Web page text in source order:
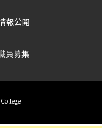
報公開
員募集